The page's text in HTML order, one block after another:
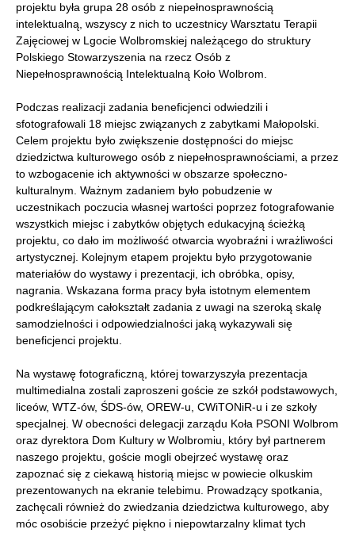
projektu była grupa 28 osób z niepełnosprawnością
intelektualną, wszyscy z nich to uczestnicy Warsztatu Terapii
Zajęciowej w Lgocie Wolbromskiej należącego do struktury
Polskiego Stowarzyszenia na rzecz Osób z
Niepełnosprawnością Intelektualną Koło Wolbrom.
Podczas realizacji zadania beneficjenci odwiedzili i
sfotografowali 18 miejsc związanych z zabytkami Małopolski.
Celem projektu było zwiększenie dostępności do miejsc
dziedzictwa kulturowego osób z niepełnosprawnościami, a przez
to wzbogacenie ich aktywności w obszarze społeczno-
kulturalnym. Ważnym zadaniem było pobudzenie w
uczestnikach poczucia własnej wartości poprzez fotografowanie
wszystkich miejsc i zabytków objętych edukacyjną ścieżką
projektu, co dało im możliwość otwarcia wyobraźni i wrażliwości
artystycznej. Kolejnym etapem projektu było przygotowanie
materiałów do wystawy i prezentacji, ich obróbka, opisy,
nagrania. Wskazana forma pracy była istotnym elementem
podkreślającym całokształt zadania z uwagi na szeroką skalę
samodzielności i odpowiedzialności jaką wykazywali się
beneficjenci projektu.
Na wystawę fotograficzną, której towarzyszyła prezentacja
multimedialna zostali zaproszeni goście ze szkół podstawowych,
liceów, WTZ-ów, ŚDS-ów, OREW-u, CWiTONiR-u i ze szkoły
specjalnej. W obecności delegacji zarządu Koła PSONI Wolbrom
oraz dyrektora Dom Kultury w Wolbromiu, który był partnerem
naszego projektu, goście mogli obejrzeć wystawę oraz
zapoznać się z ciekawą historią miejsc w powiecie olkuskim
prezentowanych na ekranie telebimu. Prowadzący spotkania,
zachęcali również do zwiedzania dziedzictwa kulturowego, aby
móc osobiście przeżyć piękno i niepowtarzalny klimat tych